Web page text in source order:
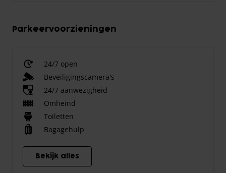
Parkeervoorzieningen
24/7 open
Beveiligingscamera's
24/7 aanwezigheid
Omheind
Toiletten
Bagagehulp
Bekijk alles